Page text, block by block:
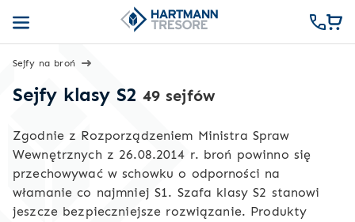
Sejfy na broń
Sejfy klasy S2 49 sejfów
Zgodnie z Rozporządzeniem Ministra Spraw
Wewnętrznych z 26.08.2014 r. broń powinno się
przechowywać w schowku o odporności na
włamanie co najmniej S1. Szafa klasy S2 stanowi
jeszcze bezpieczniejsze rozwiązanie. Produkty